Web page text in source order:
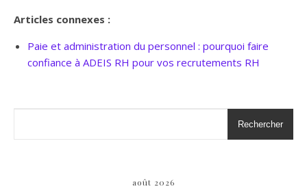
Articles connexes :
Paie et administration du personnel : pourquoi faire
confiance à ADEIS RH pour vos recrutements RH
Rechercher
août 2026